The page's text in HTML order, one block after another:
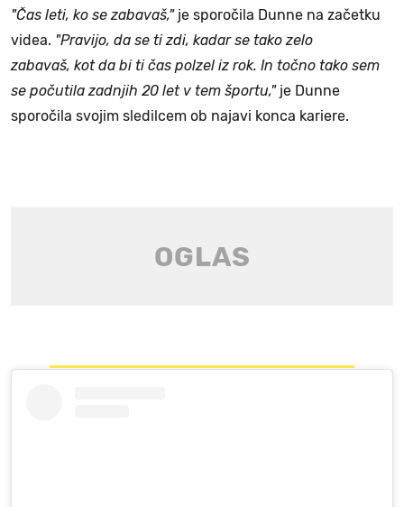
"Čas leti, ko se zabavaš," je sporočila Dunne na začetku
videa. "Pravijo, da se ti zdi, kadar se tako zelo
zabavaš, kot da bi ti čas polzel iz rok. In točno tako sem
se počutila zadnjih 20 let v tem športu," je Dunne
sporočila svojim sledilcem ob najavi konca kariere.